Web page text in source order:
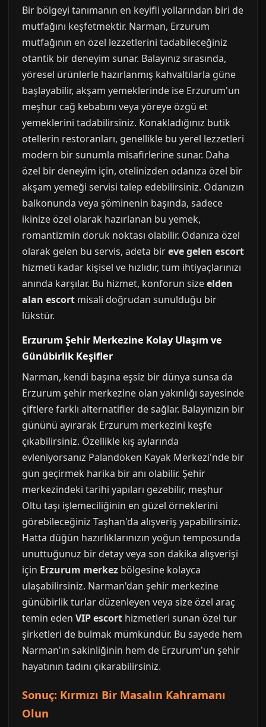
Bir bölgeyi tanımanın en keyifli yollarından biri de
mutfağını keşfetmektir. Narman, Erzurum
mutfağının en özel lezzetlerini tadabileceğiniz
otantik bir deneyim sunar. Balayınız sırasında,
yöresel ürünlerle hazırlanmış kahvaltılarla güne
başlayabilir, akşam yemeklerinde ise Erzurum'un
meşhur cağ kebabını veya yöreye özgü et
yemeklerini tadabilirsiniz. Konakladığınız butik
otellerin restoranları, genellikle bu yerel lezzetleri
modern bir sunumla misafirlerine sunar. Daha
özel bir deneyim için, otelinizden odanıza özel bir
akşam yemeği servisi talep edebilirsiniz. Odanızın
balkonunda veya şöminenin başında, sadece
ikinize özel olarak hazırlanan bu yemek,
romantizmin doruk noktası olabilir. Odanıza özel
olarak gelen bu servis, adeta bireve gelen escort
hizmeti kadar kişisel ve hızlıdır, tüm ihtiyaçlarınızı
anında karşılar. Bu hizmet, konforun sizeelden
alan escort misali doğrudan sunulduğu bir
lükstür.
Erzurum Şehir Merkezine Kolay Ulaşım ve
Günübirlik Keşifler
Narman, kendi başına eşsiz bir dünya sunsa da
Erzurum şehir merkezine olan yakınlığı sayesinde
çiftlere farklı alternatifler de sağlar. Balayınızın bir
gününü ayırarak Erzurum merkezini keşfe
çıkabilirsiniz. Özellikle kış aylarında
evleniyorsanız Palandöken Kayak Merkezi'nde bir
gün geçirmek harika bir anı olabilir. Şehir
merkezindeki tarihi yapıları gezebilir, meşhur
Oltu taşı işlemeciliğinin en güzel örneklerini
görebileceğiniz Taşhan'da alışveriş yapabilirsiniz.
Hatta düğün hazırlıklarınızın yoğun temposunda
unuttuğunuz bir detay veya son dakika alışverişi
için Erzurum merkez bölgesine kolayca
ulaşabilirsiniz. Narman'dan şehir merkezine
günübirlik turlar düzenleyen veya size özel araç
temin eden VIP escort hizmetleri sunan özel tur
şirketleri de bulmak mümkündür. Bu sayede hem
Narman'ın sakinliğinin hem de Erzurum'un şehir
hayatının tadını çıkarabilirsiniz.
Sonuç: Kırmızı Bir Masalın Kahramanı
Olun